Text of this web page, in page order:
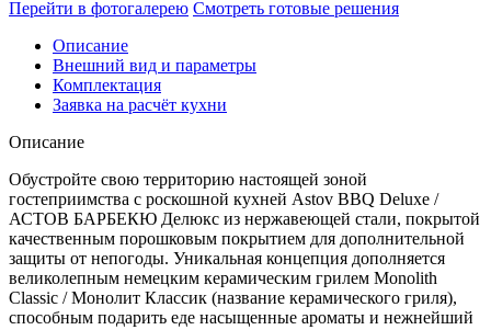
/
АСТОВ
БАРБЕКЮ
Делюкс
№10
(ширина
3180
Количество
Перейти в фотогалерею Смотреть готовые решения
Описание
Внешний вид и параметры
Комплектация
Заявка на расчёт кухни
Описание
Обустройте свою территорию настоящей зоной
гостеприимства с роскошной кухней Astov BBQ Deluxe /
АСТОВ БАРБЕКЮ Делюкс из нержавеющей стали, покрытой
качественным порошковым покрытием для дополнительной
защиты от непогоды. Уникальная концепция дополняется
великолепным немецким керамическим грилем Monolith
Classic / Монолит Классик (название керамического гриля),
способным подарить еде насыщенные ароматы и нежнейший